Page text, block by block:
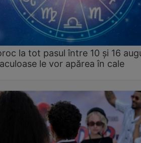
la tot pasul între 10 și 16
le vor apărea în cale